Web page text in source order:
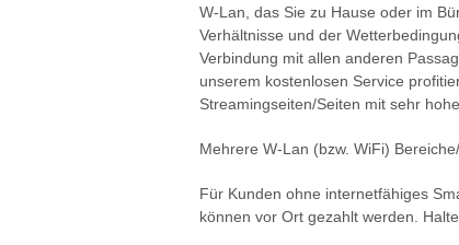
W-Lan, das Sie zu Hause oder im
Verhältnisse und der
Verbindung mit allen anderen
unserem kostenlosen Service
Streamingseiten/Seiten mit sehr
Mehrere W-Lan (bzw. WiFi)
Für Kunden ohne internetfähiges
können vor Ort gezahlt werden.